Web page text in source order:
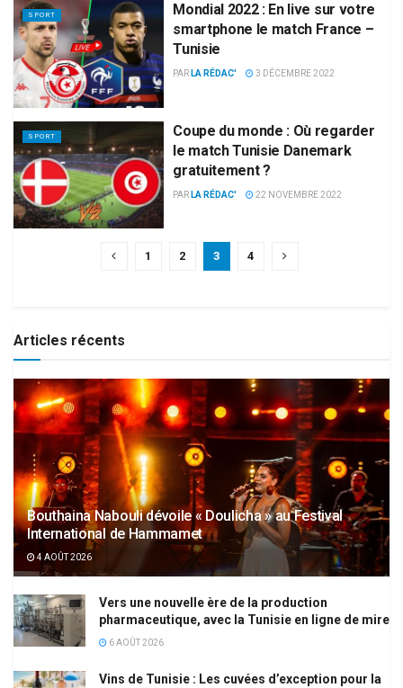
SPORT
Mondial 2022 : En live sur votre
smartphone le match France –
Tunisie
PAR LA RÉDAC' 3 DÉCEMBRE 2022
SPORT
Coupe du monde : Où regarder
le match Tunisie Danemark
gratuitement ?
PAR LA RÉDAC' 22 NOVEMBRE 2022
1 2 3 4
Articles récents
Bouthaina Nabouli dévoile « Doulicha » au Festival
International de Hammamet
4 AOÛT 2026
Vers une nouvelle ère de la production
pharmaceutique, avec la Tunisie en ligne de mire
6 AOÛT 2026
Vins de Tunisie : Les cuvées d’exception pour la